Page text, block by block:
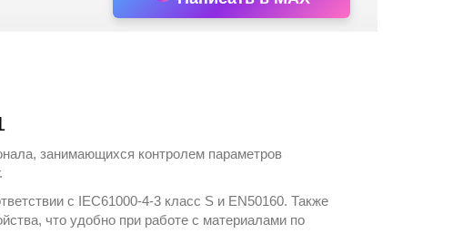
занимающихся контролем параметров
с IEC61000-4-3 класс S и EN50160. Также
что удобно при работе с материалами по